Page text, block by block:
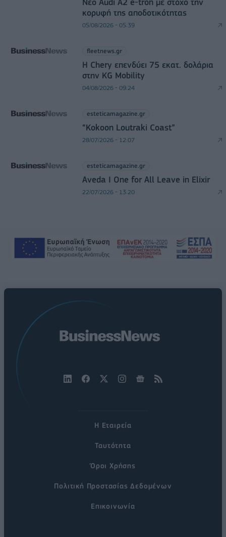
κορυφή της αποδοτικότητας
05/08/2026 - 05:39
fleetnews.gr
Η Chery επενδύει 75 εκατ. δολάρια
στην KG Mobility
04/08/2026 - 09:24
esteticamagazine.gr
“Kokoon Loutraki Coast”
28/07/2026 - 12:07
esteticamagazine.gr
Aveda I One for All Leave in Elixir
22/07/2026 - 13:20
Η Εταιρεία
Ταυτότητα
Όροι Χρήσης
Πολιτική Προστασίας Δεδομένων
Επικοινωνία